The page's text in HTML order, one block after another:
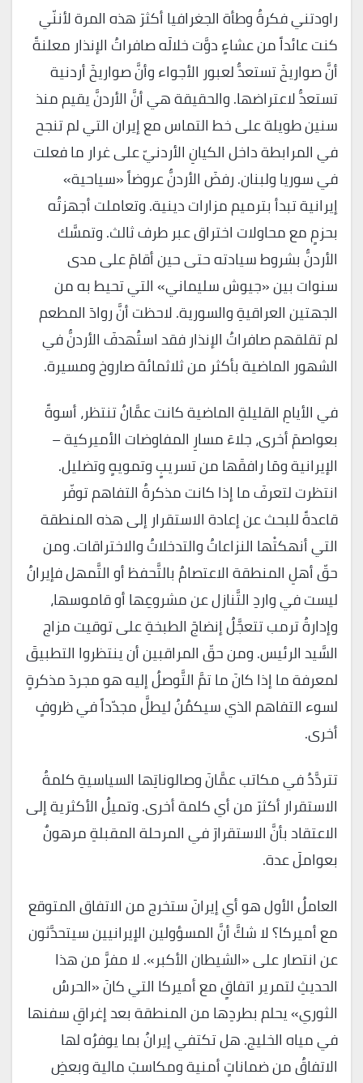
راودتني فكرةُ وطأة الجغرافيا أكثرَ هذه المرة لأننّي
كنت عائداً من عشاءٍ دوَّت خلالَه صافراتُ الإنذار معلنةً
أنَّ صواريخَ تستعدُّ لعبور الأجواء وأنَّ صواريخَ أردنية
تستعدُّ لاعتراضها. والحقيقة هي أنَّ الأردنَّ يقيم منذ
سنين طويلة على خط التماس مع إيران التي لم تنجح
في المرابطة داخل الكيانِ الأردنيّ على غرار ما فعلت
في سوريا ولبنان. رفضَ الأردنُّ عروضاً «سياحية»
إيرانية تبدأ بترميم مزارات دينية. وتعاملت أجهزتُه
بحزمٍ مع محاولات اختراق عبر طرف ثالث. وتمسَّك
الأردنُّ بشروط سيادته حتى حين أقامَ على مدى
سنوات بين «جيوش سليماني» التي تحيط به من
الجهتين العراقيةِ والسورية. لاحظت أنَّ روادَ المطعم
لم تقلقهم صافراتُ الإنذار فقد استُهدفَ الأردنُّ في
الشهور الماضية بأكثر من ثلاثمائة صاروخ ومسيرة.
في الأيامِ القليلةِ الماضية كانت عمَّانُ تنتظر، أسوةً
بعواصمَ أخرى، جلاءَ مسارِ المفاوضات الأميركية –
الإيرانية ومَا رافقَها من تسريبٍ وتمويهٍ وتضليل.
انتظرت لتعرفَ ما إذا كانت مذكرةُ التفاهم توفّر
قاعدةً للبحث عن إعادة الاستقرار إلى هذه المنطقة
التي أنهكتْها النزاعاتُ والتدخلاتُ والاختراقات. ومن
حقّ أهلِ المنطقة الاعتصامُ بالتَّحفظ أو التَّمهل فإيرانُ
ليست في واردِ التَّنازل عن مشروعِها أو قاموسها،
وإدارةُ ترمب تتعجَّلُ إنضاجَ الطبخةِ على توقيت مزاج
السَّيد الرئيس. ومن حقّ المراقبين أن ينتظروا التطبيقَ
لمعرفة ما إذا كانَ ما تمَّ التَّوصلُ إليه هو مجردَ مذكرةٍ
لسوء التفاهم الذي سيكمُنُ ليطلَّ مجدّداً في ظروفٍ
أخرى.
تتردَّدُ في مكاتب عمَّانَ وصالوناتِها السياسيةِ كلمةُ
الاستقرار أكثرَ من أي كلمة أخرى. وتميلُ الأكثرية إلى
الاعتقاد بأنَّ الاستقرارَ في المرحلة المقبلةِ مرهونٌ
بعواملَ عدة.
العاملُ الأول هو أي إيرانَ ستخرج من الاتفاق المتوقع
مع أميركا؟ لا شكَّ أنَّ المسؤولين الإيرانيين سيتحدَّثون
عن انتصار على «الشيطان الأكبر». لا مفرَّ من هذا
الحديثِ لتمرير اتفاقٍ مع أميركا التي كانَ «الحرسُ
الثوري» يحلم بطردِها من المنطقة بعد إغراقِ سفنها
في مياه الخليج. هل تكتفي إيرانُ بما يوفرُه لها
الاتفاقُ من ضماناتٍ أمنية ومكاسبَ مالية وبعضِ